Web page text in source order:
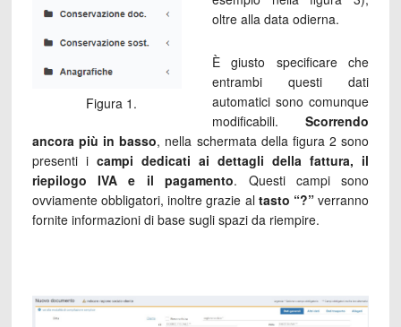
Figura 1.
oltre alla data odierna.
È giusto specificare che
entrambi questi dati
automatici sono comunque
modificabili.Scorrendo
ancora più in basso, nella schermata della figura 2 sono
presenti i campi dedicati ai dettagli della fattura, il
riepilogo IVA e il pagamento. Questi campi sono
ovviamente obbligatori, inoltre grazie al tasto “?”verranno
fornite informazioni di base sugli spazi da riempire.